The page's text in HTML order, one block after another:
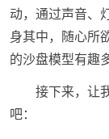
动，通过声音、
身其中，随心所
的沙盘模型有趣
接下来，让
吧：